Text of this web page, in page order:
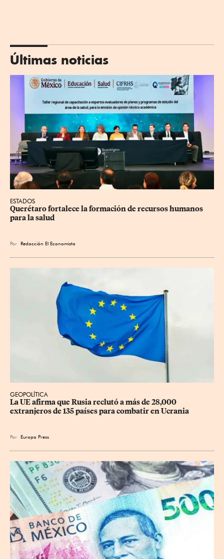
Últimas noticias
ESTADOS
Querétaro fortalece la formación de recursos humanos
para la salud
Por Redacción El Economista
GEOPOLÍTICA
La UE afirma que Rusia reclutó a más de 28,000
extranjeros de 135 países para combatir en Ucrania
Por Europa Press